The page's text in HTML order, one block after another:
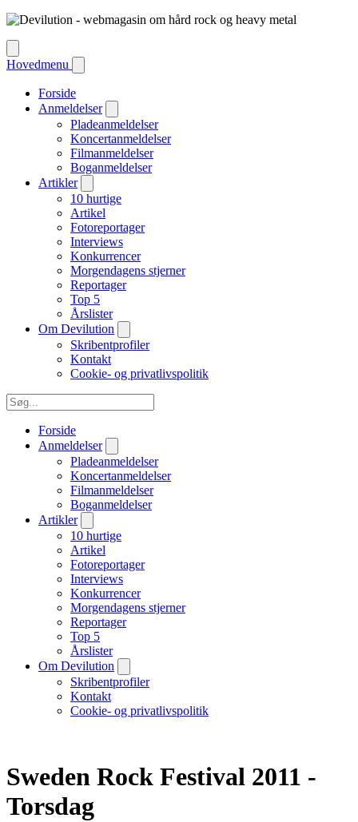
Hovedmenu
Forside
Anmeldelser
Pladeanmeldelser
Koncertanmeldelser
Filmanmeldelser
Boganmeldelser
Artikler
10 hurtige
Artikel
Fotoreportager
Interviews
Konkurrencer
Morgendagens stjerner
Reportager
Top 5
Årslister
Om Devilution
Skribentprofiler
Kontakt
Cookie- og privatlivspolitik
Forside
Anmeldelser
Pladeanmeldelser
Koncertanmeldelser
Filmanmeldelser
Boganmeldelser
Artikler
10 hurtige
Artikel
Fotoreportager
Interviews
Konkurrencer
Morgendagens stjerner
Reportager
Top 5
Årslister
Om Devilution
Skribentprofiler
Kontakt
Cookie- og privatlivspolitik
Sweden Rock Festival 2011 -
Torsdag